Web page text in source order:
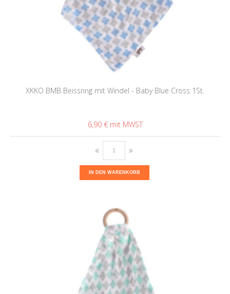
XKKO BMB Beissring mit Windel - Baby Blue Cross 1St.
6,90 €
IN DEN WARENKORB